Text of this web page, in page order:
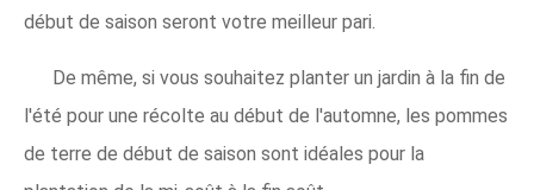
début de saison seront votre meilleur pari.
De même, si vous souhaitez planter un jardin à la fin de
l'été pour une récolte au début de l'automne, les pommes
de terre de début de saison sont idéales pour la